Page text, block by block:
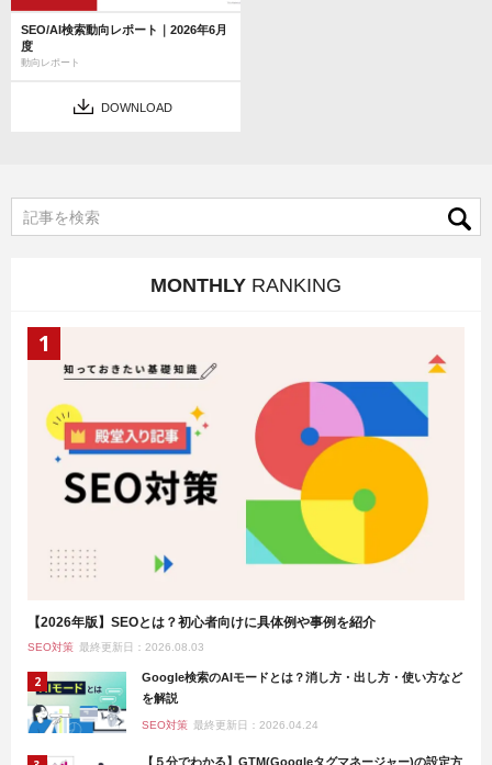
SEO/AI検索動向レポート｜2026年6月
度
動向レポート
DOWNLOAD
MONTHLY RANKING
【2026年版】SEOとは？初心者向けに具体例や事例を紹介
SEO対策 最終更新日：2026.08.03
Google検索のAIモードとは？消し方・出し方・使い方など
を解説
SEO対策 最終更新日：2026.04.24
【５分でわかる】GTM(Googleタグマネージャー)の設定方